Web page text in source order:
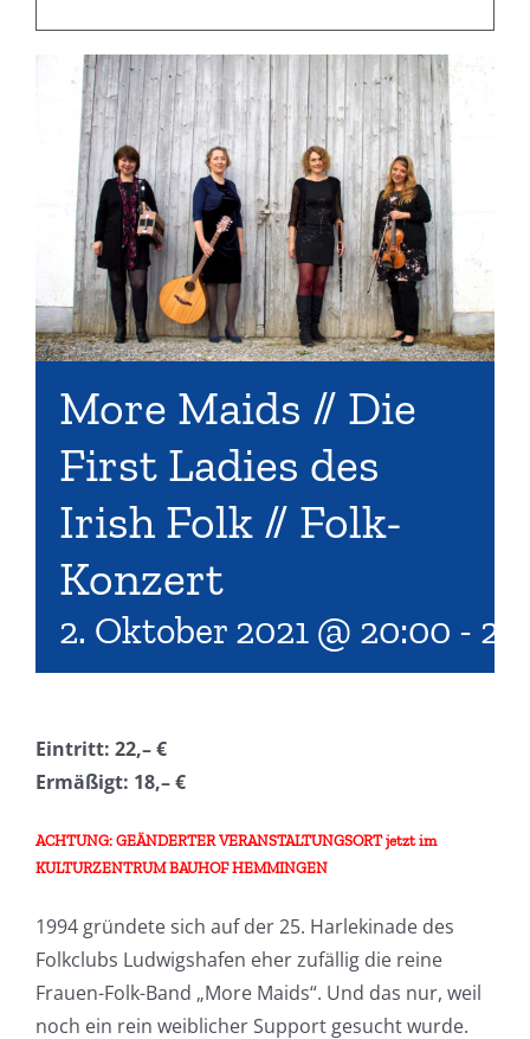
More Maids // Die
First Ladies des
Irish Folk // Folk-
Konzert
2. Oktober 2021 @ 20:00 -
Eintritt: 22,– €
Ermäßigt: 18,– €
ACHTUNG: GEÄNDERTER VERANSTALTUNGSORT jetzt im
KULTURZENTRUM BAUHOF HEMMINGEN
1994 gründete sich auf der 25. Harlekinade des
Folkclubs Ludwigshafen eher zufällig die reine
Frauen-Folk-Band „More Maids“. Und das nur, weil
noch ein rein weiblicher Support gesucht wurde.